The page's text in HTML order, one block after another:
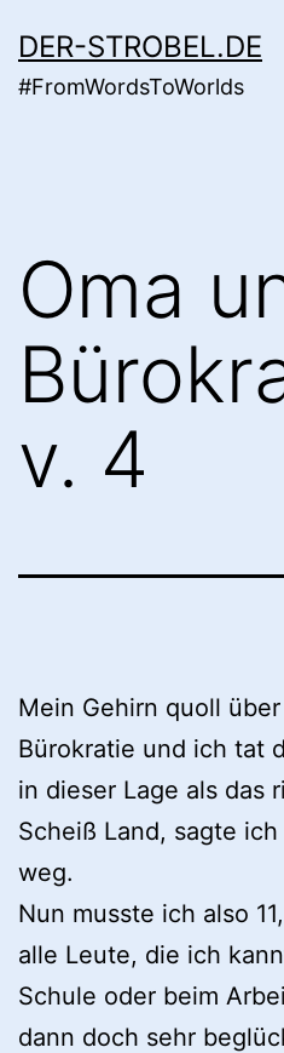
Inhalt
springen
DER-STROBEL.DE
#FromWordsToWorlds
Oma
v. 4
Mein Gehirn quoll
Bürokratie und ich tat
in dieser Lage als das
Scheiß Land, sagte
weg.
Nun musste ich also
alle Leute, die ich
Schule oder beim
dann doch sehr